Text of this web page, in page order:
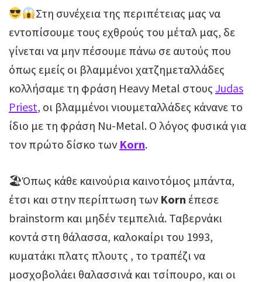
Στη συνέχεια της περιπέτειας μας να
εντοπίσουμε τους εχθρούς του μέταλ μας, δε
γίνεται να μην πέσουμε πάνω σε αυτούς που
όπως εμείς οι βλαμμένοι χατζημεταλλάδες
κολλήσαμε τη φράση Heavy Metal στους Judas
Priest, οι βλαμμένοι νιουμεταλλάδες κάνανε το
ίδιο με τη φράση Nu-Metal. O λόγος φυσικά για
τον πρώτο δίσκο των Korn.
🏖Όπως κάθε καινούρια καινοτόμος μπάντα,
έτσι και στην περίπτωση των Korn έπεσε
brainstorm και μηδέν τεμπελιά. Ταβερνάκι
κοντά στη θάλασσα, καλοκαίρι του 1993,
κυματάκι πλατς πλουτς , το τραπέζι να
μοσχοβολάει θαλασσινά και τσίπουρο, και οι